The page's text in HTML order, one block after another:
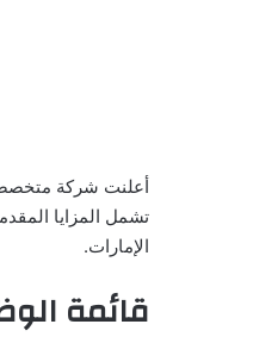
أعلنت شركة
تشمل المزايا
الإمارات.
قائمة